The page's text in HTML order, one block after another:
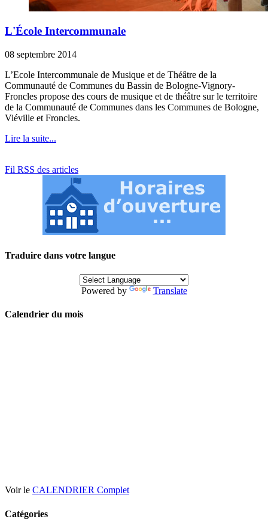
L'École Intercommunale
08 septembre 2014
L’Ecole Intercommunale de Musique et de Théâtre de la
Communauté de Communes du Bassin de Bologne-Vignory-
Froncles propose des cours de musique et de théâtre sur le territoire
de la Communauté de Communes dans les Communes de Bologne,
Viéville et Froncles.
Lire la suite...
Fil RSS des articles
Traduire dans votre langue
Powered by Translate
Calendrier du mois
Voir le CALENDRIER Complet
Catégories